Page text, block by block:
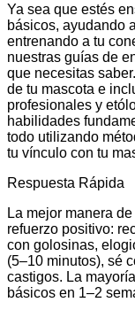
Ya sea que estés
básicos, ayudando
entrenando a tu
nuestras guías de
que necesitas
de tu mascota e
profesionales y
habilidades
todo utilizando
tu vínculo con tu
Respuesta Rápida
La mejor manera
refuerzo positivo:
con golosinas,
(5–10 minutos), sé
castigos. La
básicos en 1–2